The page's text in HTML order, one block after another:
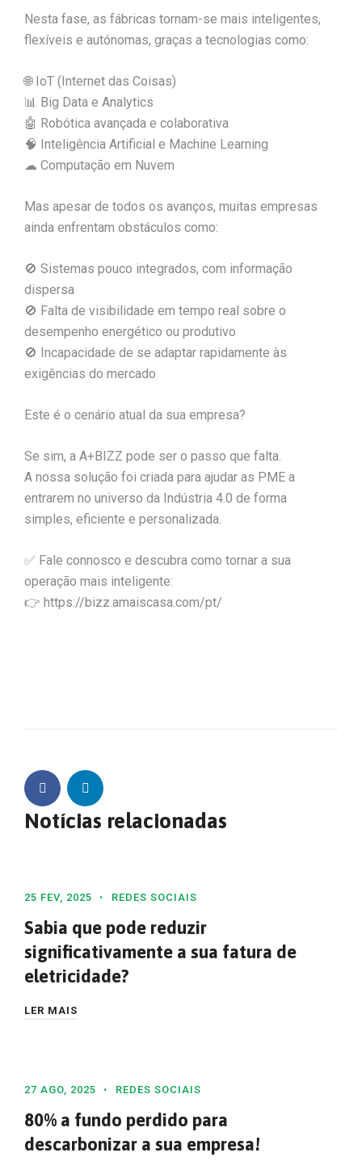
Nesta fase, as fábricas tornam-se mais inteligentes,
flexíveis e autónomas, graças a tecnologias como:
🌐 IoT (Internet das Coisas)
📊 Big Data e Analytics
🤖 Robótica avançada e colaborativa
🧠 Inteligência Artificial e Machine Learning
☁ Computação em Nuvem
Mas apesar de todos os avanços, muitas empresas
ainda enfrentam obstáculos como:
🚫 Sistemas pouco integrados, com informação
dispersa
🚫 Falta de visibilidade em tempo real sobre o
desempenho energético ou produtivo
🚫 Incapacidade de se adaptar rapidamente às
exigências do mercado
Este é o cenário atual da sua empresa?
Se sim, a A+BIZZ pode ser o passo que falta.
A nossa solução foi criada para ajudar as PME a
entrarem no universo da Indústria 4.0 de forma
simples, eficiente e personalizada.
✅ Fale connosco e descubra como tornar a sua
operação mais inteligente:
👉 https://bizz.amaiscasa.com/pt/
Notícias relacionadas
25 FEV, 2025 REDES SOCIAIS
Sabia que pode reduzir
significativamente a sua fatura de
eletricidade?
LER MAIS
27 AGO, 2025 REDES SOCIAIS
80% a fundo perdido para
descarbonizar a sua empresa!